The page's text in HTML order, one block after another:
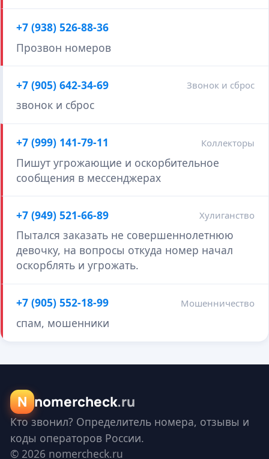
+7 (938) 526-88-36
Прозвон номеров
+7 (905) 642-34-69 Звонок и сброс
звонок и сброс
+7 (999) 141-79-11 Коллекторы
Пишут угрожающие и оскорбительное
сообщения в мессенджерах
+7 (949) 521-66-89 Хулиганство
Пытался заказать не совершеннолетнюю
девочку, на вопросы откуда номер начал
оскорблять и угрожать.
+7 (905) 552-18-99 Мошенничество
спам, мошенники
N nomercheck.ru
Кто звонил? Определитель номера, отзывы и
коды операторов России.
© 2026 nomercheck.ru